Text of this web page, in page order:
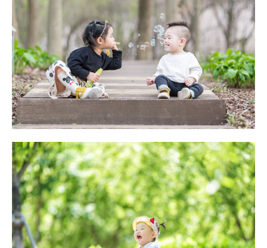
돌기념 야외촬영 대구돌스냅
돌기념 야외촬영 대구돌스냅